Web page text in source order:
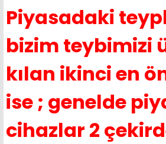
Piyasadaki
bizim teybimizi
kılan ikinci en
ise ; genelde
cihazlar 2